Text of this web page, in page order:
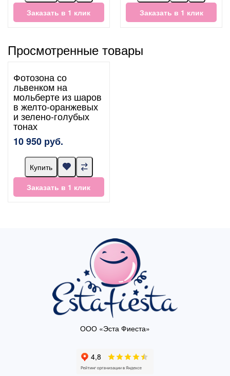
Заказать в 1 клик
Заказать в 1 клик
Просмотренные товары
Фотозона со
львенком на
мольберте из шаров
в желто-оранжевых
и зелено-голубых
тонах
10 950 руб.
Купить
Заказать в 1 клик
ООО «Эста Фиеста»